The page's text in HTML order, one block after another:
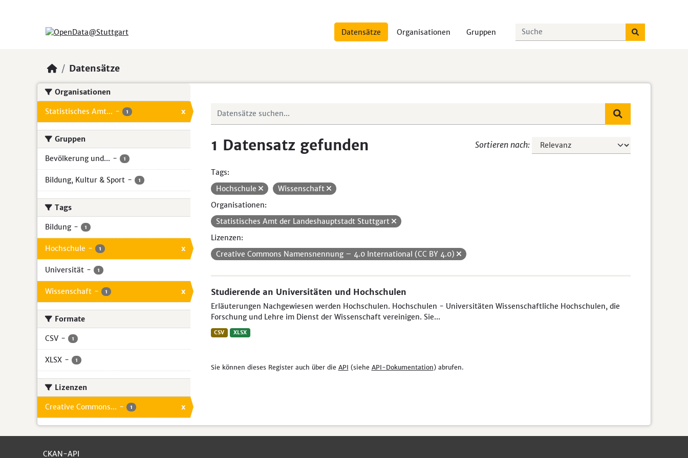
Datensätze Organisationen Gruppen
Datensätze
Organisationen
Statistisches Amt... - 1 x
Gruppen
Bevölkerung und... - 1
Bildung, Kultur & Sport - 1
Tags
Bildung - 1
Hochschule - 1 x
Universität - 1
Wissenschaft - 1 x
Formate
CSV - 1
XLSX - 1
Lizenzen
Creative Commons... - 1 x
Sortieren nach
1 Datensatz gefunden
Tags:
Hochschule
Wissenschaft
Organisationen:
Statistisches Amt der Landeshauptstadt Stuttgart
Lizenzen:
Creative Commons Namensnennung – 4.0 International (CC BY 4.0)
Studierende an Universitäten und Hochschulen
Erläuterungen Nachgewiesen werden Hochschulen. Hochschulen - Universitäten Wissenschaftliche Hochschulen, die
Forschung und Lehre im Dienst der Wissenschaft vereinigen. Sie...
CSV XLSX
Sie können dieses Register auch über die API (siehe API-Dokumentation) abrufen.
CKAN-API